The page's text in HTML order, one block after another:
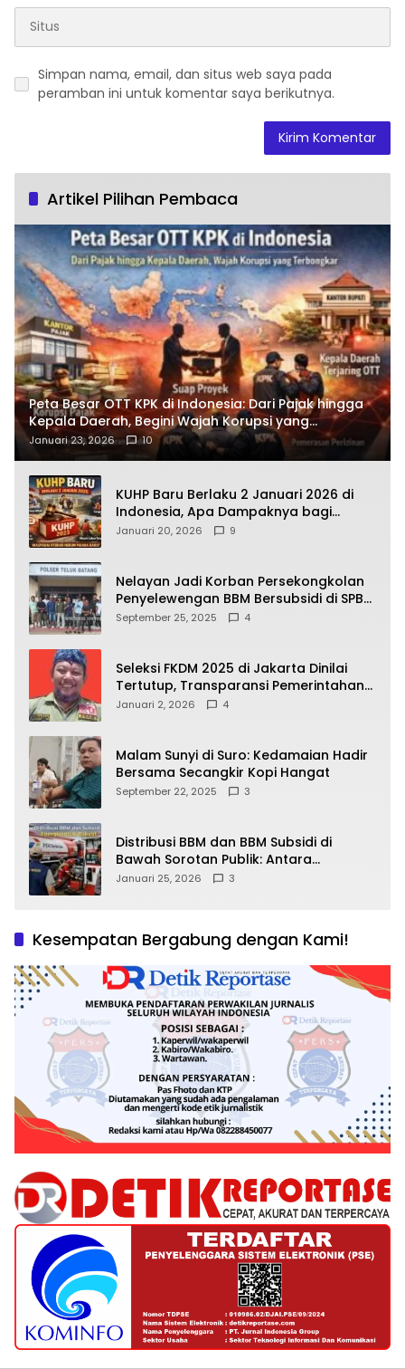
Simpan nama, email, dan situs web saya pada
peramban ini untuk komentar saya berikutnya.
Artikel Pilihan Pembaca
Peta Besar OTT KPK di Indonesia: Dari Pajak hingga
Kepala Daerah, Begini Wajah Korupsi yang
Terbongkar
Januari 23, 2026 10
KUHP Baru Berlaku 2 Januari 2026 di
Indonesia, Apa Dampaknya bagi
Kehidupan Warga? Ini Aturan Kunci
Januari 20, 2026 9
Nelayan Jadi Korban Persekongkolan
Penyelewengan BBM Bersubsidi di SPBU
64.78809 Teluk Batang
September 25, 2025 4
Seleksi FKDM 2025 di Jakarta Dinilai
Tertutup, Transparansi Pemerintahan
Pramono–Rano Dipertanyakan
Januari 2, 2026 4
Malam Sunyi di Suro: Kedamaian Hadir
Bersama Secangkir Kopi Hangat
September 22, 2025 3
Distribusi BBM dan BBM Subsidi di
Bawah Sorotan Publik: Antara
Kepentingan Negara, Hak Konsumen,
Januari 25, 2026 3
Kesempatan Bergabung dengan Kami!